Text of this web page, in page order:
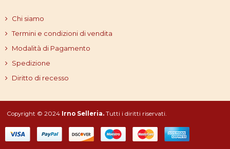
Chi siamo
Termini e condizioni di vendita
Modalità di Pagamento
Spedizione
Diritto di recesso
Copyright © 2024 Irno Selleria. Tutti i diritti riservati.